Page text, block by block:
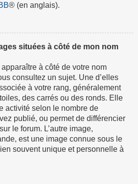
® (en anglais).
situées à côté de mon nom
à côté de votre nom
consultez un sujet. Une d’elles
à votre rang, généralement
des carrés ou des ronds. Elle
activité selon le nombre de
publié, ou permet de différencier
le forum. L’autre image,
est une image connue sous le
souvent unique et personnelle à